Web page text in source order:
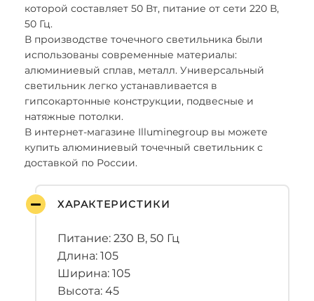
которой составляет 50 Вт, питание от сети 220 В,
50 Гц.
В производстве точечного светильника были
использованы современные материалы:
алюминиевый сплав, металл. Универсальный
светильник легко устанавливается в
гипсокартонные конструкции, подвесные и
натяжные потолки.
В интернет-магазине Illuminegroup вы можете
купить алюминиевый точечный светильник с
доставкой по России.
ХАРАКТЕРИСТИКИ
Питание: 230 В, 50 Гц
Длина: 105
Ширина: 105
Высота: 45